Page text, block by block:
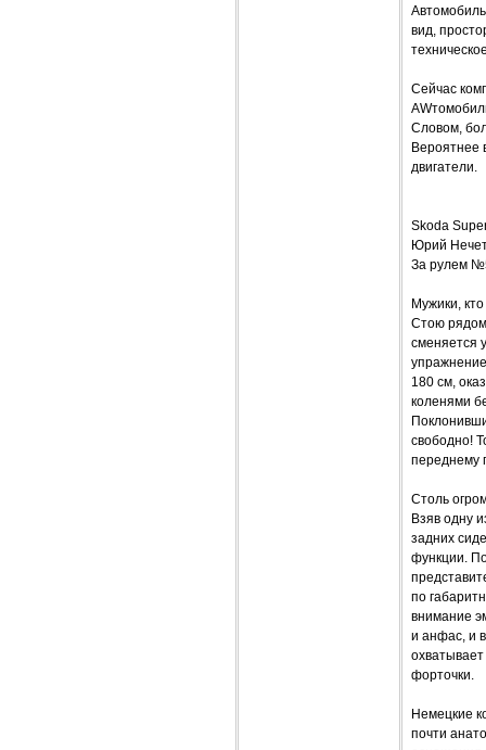
вид,
Сейчас
Словом,
Вероятнее
двигатели.
Skoda
Юрий
За рулем
Мужики,
Стою
сменяется
180 см,
коленями
свободно!
переднему
Столь
Взяв одну
задних
функции.
по
внимание
и анфас, и
форточки.
Немецкие
почти